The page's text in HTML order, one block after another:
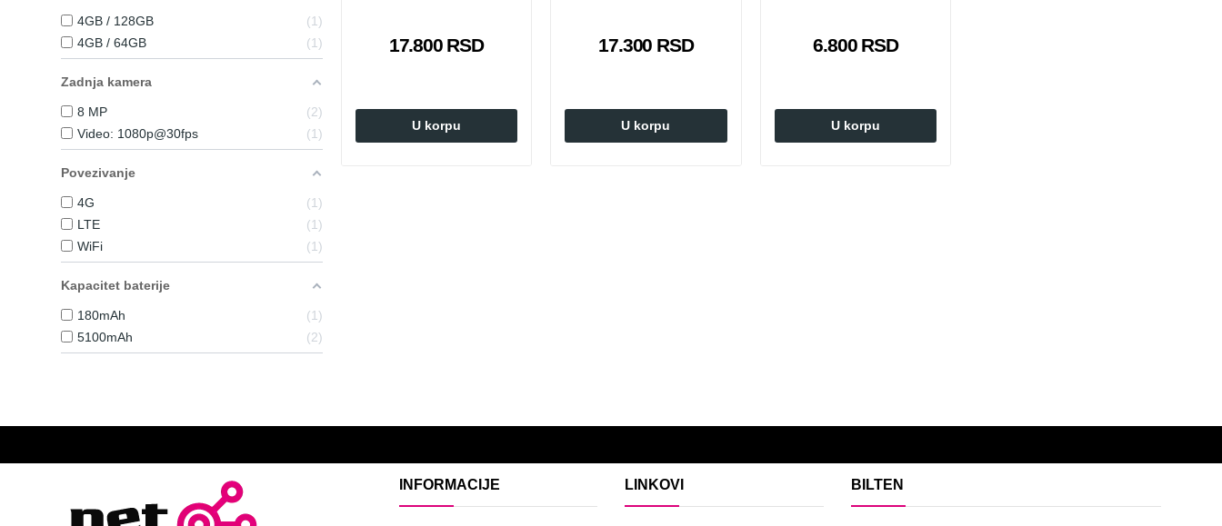
4GB / 128GB
1
4GB / 64GB
1
Zadnja kamera
8 MP
2
Video: 1080p@30fps
1
Povezivanje
4G
1
LTE
1
WiFi
1
Kapacitet baterije
180mAh
1
5100mAh
2
17.800 RSD
U korpu
17.300 RSD
U korpu
6.800 RSD
U korpu
INFORMACIJE LINKOVI BILTEN